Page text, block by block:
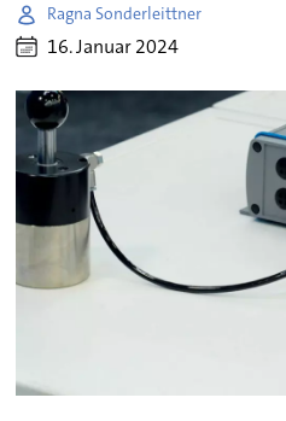
Ragna Sonderleittner
16. Januar 2024